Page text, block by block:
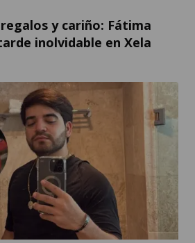
y cariño: Fátima
inolvidable en Xela